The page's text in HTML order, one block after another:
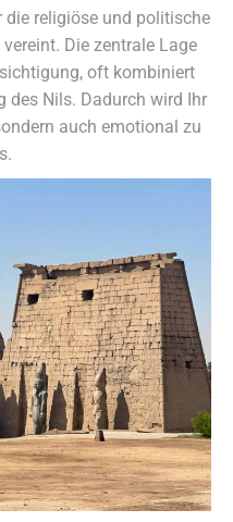
die religiöse und politische
Die zentrale Lage
oft kombiniert
des Nils. Dadurch wird Ihr
auch emotional zu